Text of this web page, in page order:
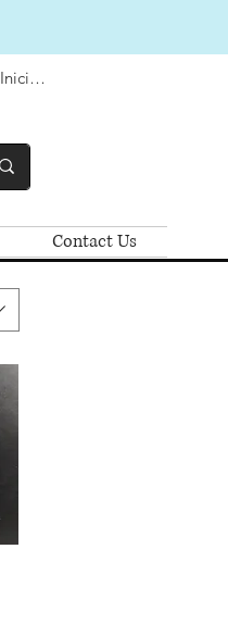
Iniciar sesión
Contact Us